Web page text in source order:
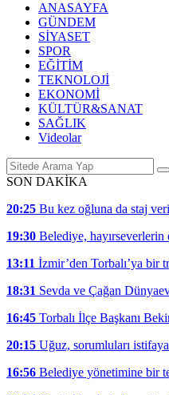
ANASAYFA
GÜNDEM
SİYASET
SPOR
EĞİTİM
TEKNOLOJİ
EKONOMİ
KÜLTÜR&SANAT
SAĞLIK
Videolar
SON DAKİKA
20:25 Bu kez oğluna da staj
19:30 Belediye, hayırseverlerin
13:11 İzmir’den Torbalı’ya bir
18:31 Sevda ve Çağan
16:45 Torbalı İlçe Başkanı
20:15 Uğuz, sorumluları
16:56 Belediye yönetimine bir